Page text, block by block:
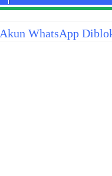
Akun WhatsApp